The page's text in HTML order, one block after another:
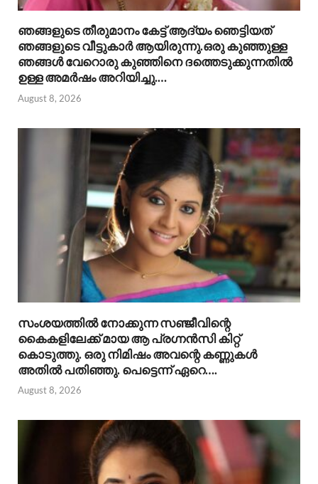
ഞങ്ങളുടെ തീരുമാനം കേട്ട് ആദ്യം ഞെട്ടിയത്
ഞങ്ങളുടെ വീട്ടുകാർ ആയിരുന്നു.ഒരു കുഞ്ഞുള്ള
ഞങ്ങൾ വേറൊരു കുഞ്ഞിനെ ദത്തെടുക്കുന്നതിൽ
ഉള്ള അമർഷം അറിയിച്ചു.…
August 8, 2026
സംശയത്തിൽ നോക്കുന്ന സഞ്ജീവിന്റെ
കൈകളിലേക്ക് മായ ആ പ്രഗ്നൻസി കിറ്റ്
കൊടുത്തു. ഒരു നിമിഷം അവന്റെ കണ്ണുകൾ
അതിൽ പതിഞ്ഞു. പെട്ടെന്ന് ഏറെ….
August 8, 2026